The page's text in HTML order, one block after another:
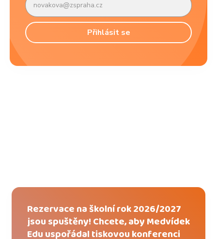
Rezervace na školní rok 2026/2027
jsou spuštěny! Chcete, aby Medvídek
Edu uspořádal tiskovou konferenci